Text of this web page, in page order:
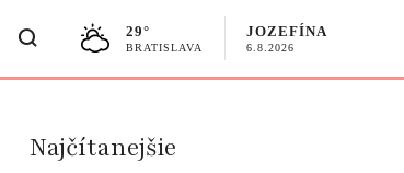
29°
BRATISLAVA
JOZEFÍNA
6.8.2026
Najčítanejšie